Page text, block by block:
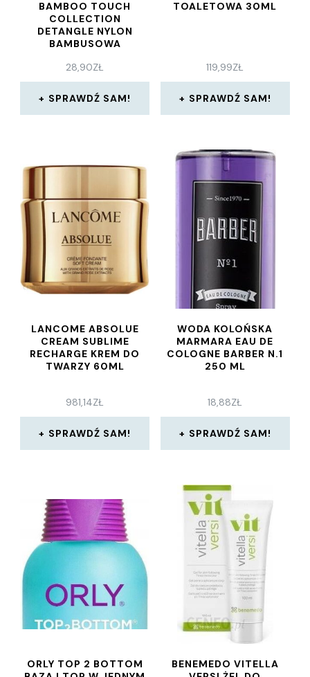
BAMBOO TOUCH
COLLECTION
DETANGLE NYLON
BAMBUSOWA
ROZCZESYWANIA
WŁOSÓW , ROZMIAR M
28,90ZŁ
SPRAWDŹ SAM!
TOALETOWA 30ML
119,99ZŁ
SPRAWDŹ SAM!
LANCOME ABSOLUE
CREAM SUBLIME
RECHARGE KREM DO
TWARZY 60ML
981,14ZŁ
SPRAWDŹ SAM!
WODA KOLOŃSKA
MARMARA EAU DE
COLOGNE BARBER N.1
250 ML
18,88ZŁ
SPRAWDŹ SAM!
ORLY TOP 2 BOTTOM
BENEMEDO VITELLA